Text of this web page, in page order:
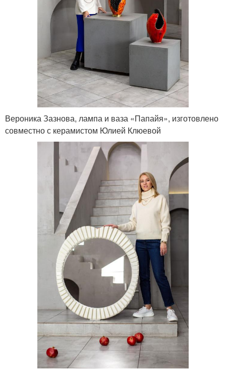
Вероника Зазнова, лампа и ваза «Папайя», изготовлено
совместно с керамистом Юлией Клюевой